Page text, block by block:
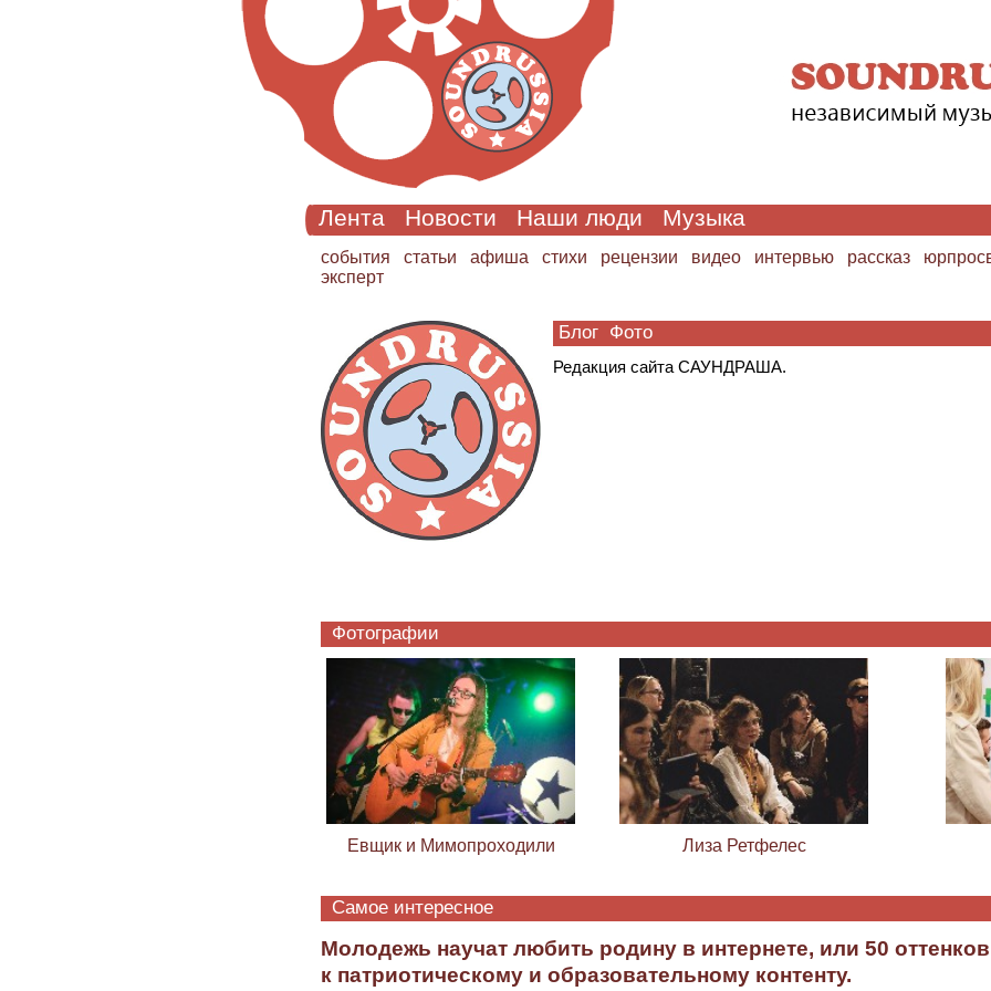
Лента Новости Наши люди Музыка
cобытия статьи афиша стихи рецензии видео интервью рассказ
эксперт
Блог Фото
Редакция сайта
Фотографии
Евщик и Мимопроходили Лиза Ретфелес
Самое интересное
Молодежь научат любить родину в интернете, или 50 оттенков
к патриотическому и образовательному контенту.